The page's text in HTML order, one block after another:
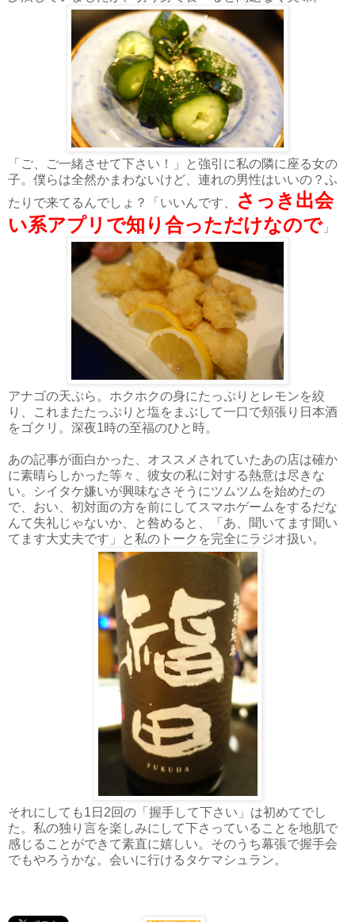
「ご、ご一緒させて下さい！」と強引に私の隣に座る女の
子。僕らは全然かまわないけど、連れの男性はいいの？ふ
たりで来てるんでしょ？「いいんです、
さっき出会
い系アプリで知り合っただけなので」
アナゴの天ぷら。ホクホクの身にたっぷりとレモンを絞
り、これまたたっぷりと塩をまぶして一口で頬張り日本酒
をゴクリ。深夜1時の至福のひと時。
あの記事が面白かった、オススメされていたあの店は確か
に素晴らしかった等々、彼女の私に対する熱意は尽きな
い。シイタケ嫌いが興味なさそうにツムツムを始めたの
で、おい、初対面の方を前にしてスマホゲームをするだな
んて失礼じゃないか、と咎めると、「あ、聞いてます聞い
てます大丈夫です」と私のトークを完全にラジオ扱い。
それにしても1日2回の「握手して下さい」は初めてでし
た。私の独り言を楽しみにして下さっていることを地肌で
感じることができて素直に嬉しい。そのうち幕張で握手会
でもやろうかな。会いに行けるタケマシュラン。